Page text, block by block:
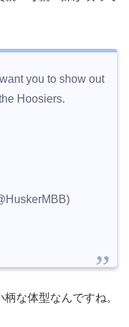
you to show out
Hoosiers.
な体型なんですね。